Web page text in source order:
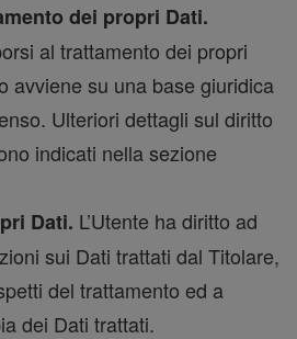
dei propri Dati.
al trattamento dei propri
avviene su una base giuridica
Ulteriori dettagli sul diritto
indicati nella sezione
Dati. L’Utente ha diritto ad
sui Dati trattati dal Titolare,
del trattamento ed a
dei Dati trattati.